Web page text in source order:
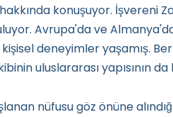
konuşuyor. İşvereni
Avrupa'da ve
deneyimler yaşamış.
uluslararası yapısının
nüfusu göz önüne